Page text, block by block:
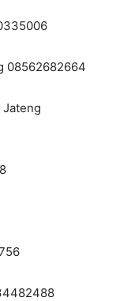
08562682664
Jateng